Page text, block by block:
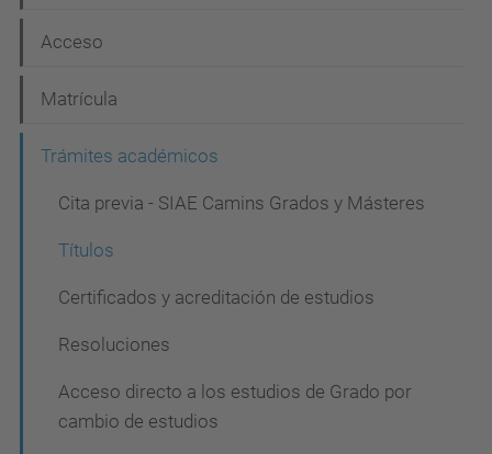
i
ó
Acceso
Matrícula
Trámites académicos
Cita previa - SIAE Camins Grados y Másteres
Títulos
Certificados y acreditación de estudios
Resoluciones
Acceso directo a los estudios de Grado por
cambio de estudios